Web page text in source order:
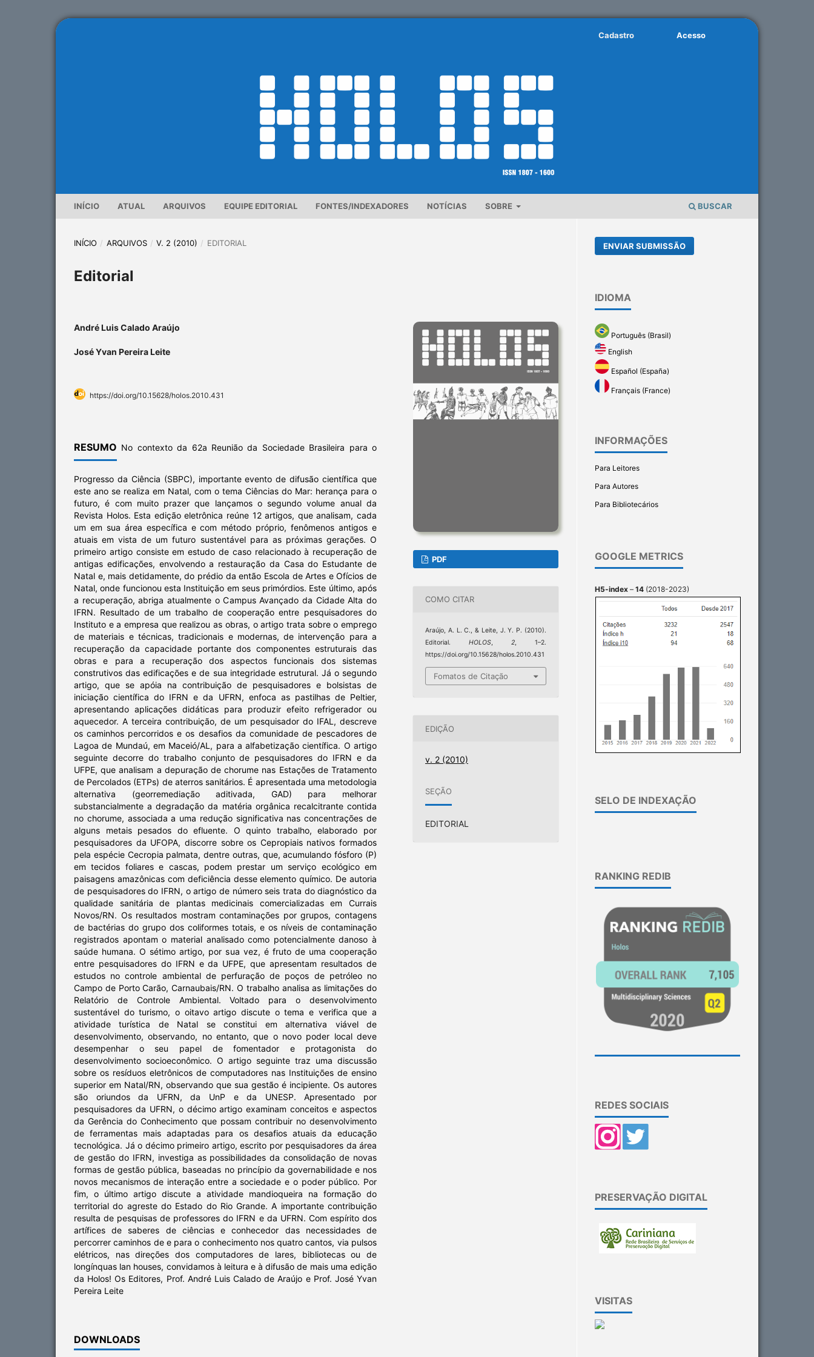
INÍCIO ATUAL ARQUIVOS EQUIPE EDITORIAL FONTES/INDEXADORES NOTÍCIAS SOBRE BUSCAR
Cadastro Acesso
INÍCIO / ARQUIVOS / V. 2 (2010) / EDITORIAL
Editorial
André Luis Calado Araújo
José Yvan Pereira Leite
https://doi.org/10.15628/holos.2010.431
RESUMO No contexto da 62a Reunião da Sociedade Brasileira para o
Progresso da Ciência (SBPC), importante evento de difusão científica que
este ano se realiza em Natal, com o tema Ciências do Mar: herança para o
futuro, é com muito prazer que lançamos o segundo volume anual da
Revista Holos. Esta edição eletrônica reúne 12 artigos, que analisam, cada
um em sua área específica e com método próprio, fenômenos antigos e
atuais em vista de um futuro sustentável para as próximas gerações. O
primeiro artigo consiste em estudo de caso relacionado à recuperação de
antigas edificações, envolvendo a restauração da Casa do Estudante de
Natal e, mais detidamente, do prédio da então Escola de Artes e Ofícios de
Natal, onde funcionou esta Instituição em seus primórdios. Este último, após
a recuperação, abriga atualmente o Campus Avançado da Cidade Alta do
IFRN. Resultado de um trabalho de cooperação entre pesquisadores do
Instituto e a empresa que realizou as obras, o artigo trata sobre o emprego
de materiais e técnicas, tradicionais e modernas, de intervenção para a
recuperação da capacidade portante dos componentes estruturais das
obras e para a recuperação dos aspectos funcionais dos sistemas
construtivos das edificações e de sua integridade estrutural. Já o segundo
artigo, que se apóia na contribuição de pesquisadores e bolsistas de
iniciação científica do IFRN e da UFRN, enfoca as pastilhas de Peltier,
apresentando aplicações didáticas para produzir efeito refrigerador ou
aquecedor. A terceira contribuição, de um pesquisador do IFAL, descreve
os caminhos percorridos e os desafios da comunidade de pescadores de
Lagoa de Mundaú, em Maceió/AL, para a alfabetização científica. O artigo
seguinte decorre do trabalho conjunto de pesquisadores do IFRN e da
UFPE, que analisam a depuração de chorume nas Estações de Tratamento
de Percolados (ETPs) de aterros sanitários. É apresentada uma metodologia
alternativa (georremediação aditivada, GAD) para melhorar
substancialmente a degradação da matéria orgânica recalcitrante contida
no chorume, associada a uma redução significativa nas concentrações de
alguns metais pesados do efluente. O quinto trabalho, elaborado por
pesquisadores da UFOPA, discorre sobre os Cepropiais nativos formados
pela espécie Cecropia palmata, dentre outras, que, acumulando fósforo (P)
em tecidos foliares e cascas, podem prestar um serviço ecológico em
paisagens amazônicas com deficiência desse elemento químico. De autoria
de pesquisadores do IFRN, o artigo de número seis trata do diagnóstico da
qualidade sanitária de plantas medicinais comercializadas em Currais
Novos/RN. Os resultados mostram contaminações por grupos, contagens
de bactérias do grupo dos coliformes totais, e os níveis de contaminação
registrados apontam o material analisado como potencialmente danoso à
saúde humana. O sétimo artigo, por sua vez, é fruto de uma cooperação
entre pesquisadores do IFRN e da UFPE, que apresentam resultados de
estudos no controle ambiental de perfuração de poços de petróleo no
Campo de Porto Carão, Carnaubais/RN. O trabalho analisa as limitações do
Relatório de Controle Ambiental. Voltado para o desenvolvimento
sustentável do turismo, o oitavo artigo discute o tema e verifica que a
atividade turística de Natal se constitui em alternativa viável de
desenvolvimento, observando, no entanto, que o novo poder local deve
desempenhar o seu papel de fomentador e protagonista do
desenvolvimento socioeconômico. O artigo seguinte traz uma discussão
sobre os resíduos eletrônicos de computadores nas Instituições de ensino
superior em Natal/RN, observando que sua gestão é incipiente. Os autores
são oriundos da UFRN, da UnP e da UNESP. Apresentado por
pesquisadores da UFRN, o décimo artigo examinam conceitos e aspectos
da Gerência do Conhecimento que possam contribuir no desenvolvimento
de ferramentas mais adaptadas para os desafios atuais da educação
tecnológica. Já o décimo primeiro artigo, escrito por pesquisadores da área
de gestão do IFRN, investiga as possibilidades da consolidação de novas
formas de gestão pública, baseadas no princípio da governabilidade e nos
novos mecanismos de interação entre a sociedade e o poder público. Por
fim, o último artigo discute a atividade mandioqueira na formação do
territorial do agreste do Estado do Rio Grande. A importante contribuição
resulta de pesquisas de professores do IFRN e da UFRN. Com espírito dos
artífices de saberes de ciências e conhecedor das necessidades de
percorrer caminhos de e para o conhecimento nos quatro cantos, via pulsos
elétricos, nas direções dos computadores de lares, bibliotecas ou de
longínquas lan houses, convidamos à leitura e à difusão de mais uma edição
da Holos! Os Editores, Prof. André Luis Calado de Araújo e Prof. José Yvan
Pereira Leite
DOWNLOADS
PDF
COMO CITAR
Araújo, A. L. C., & Leite, J. Y. P. (2010).
Editorial.HOLOS 2 , 1–2.
https://doi.org/10.15628/holos.2010.431
Fomatos de Citação
EDIÇÃO
v. 2 (2010)
SEÇÃO
EDITORIAL
ENVIAR SUBMISSÃO
IDIOMA
Português (Brasil)
English
Español (España)
Français (France)
INFORMAÇÕES
Para Leitores
Para Autores
Para Bibliotecários
GOOGLE METRICS
H5-index – 14 (2018-2023)
SELO DE INDEXAÇÃO
RANKING REDIB
REDES SOCIAIS
PRESERVAÇÃO DIGITAL
VISITAS